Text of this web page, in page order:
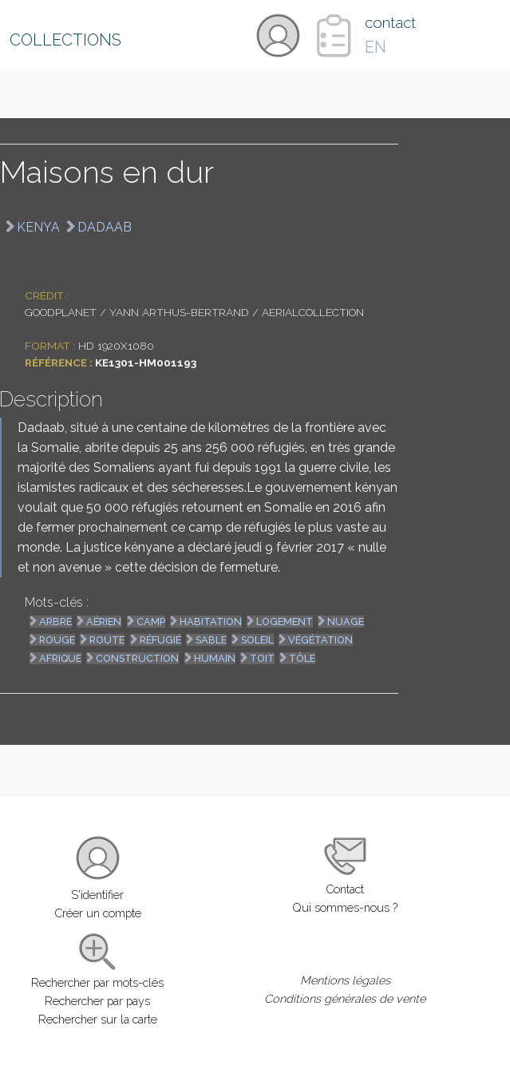
COLLECTIONS
contact
EN
Maisons en dur
KENYA DADAAB
CRÉDIT :
GOODPLANET / YANN ARTHUS-BERTRAND / AERIALCOLLECTION
FORMAT : HD 1920X1080
RÉFÉRENCE : KE1301-HM001193
Description
Dadaab, situé à une centaine de kilomètres de la frontière avec
la Somalie, abrite depuis 25 ans 256 000 réfugiés, en très grande
majorité des Somaliens ayant fui depuis 1991 la guerre civile, les
islamistes radicaux et des sécheresses.Le gouvernement kényan
voulait que 50 000 réfugiés retournent en Somalie en 2016 afin
de fermer prochainement ce camp de réfugiés le plus vaste au
monde. La justice kényane a déclaré jeudi 9 février 2017 « nulle
et non avenue » cette décision de fermeture.
Mots-clés :
ARBRE AÉRIEN CAMP HABITATION LOGEMENT
NUAGE
ROUGE
ROUTE RÉFUGIÉ SABLE SOLEIL
VÉGÉTATION
AFRIQUE
CONSTRUCTION HUMAIN TOIT TÔLE
S'identifier
Créer un compte
Rechercher par mots-clés
Rechercher par pays
Rechercher sur la carte
Contact
Qui sommes-nous ?
Mentions légales
Conditions générales de vente